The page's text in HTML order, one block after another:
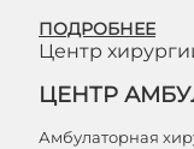
ПОДРОБНЕЕ
Центр
ЦЕНТР
Амбулаторная